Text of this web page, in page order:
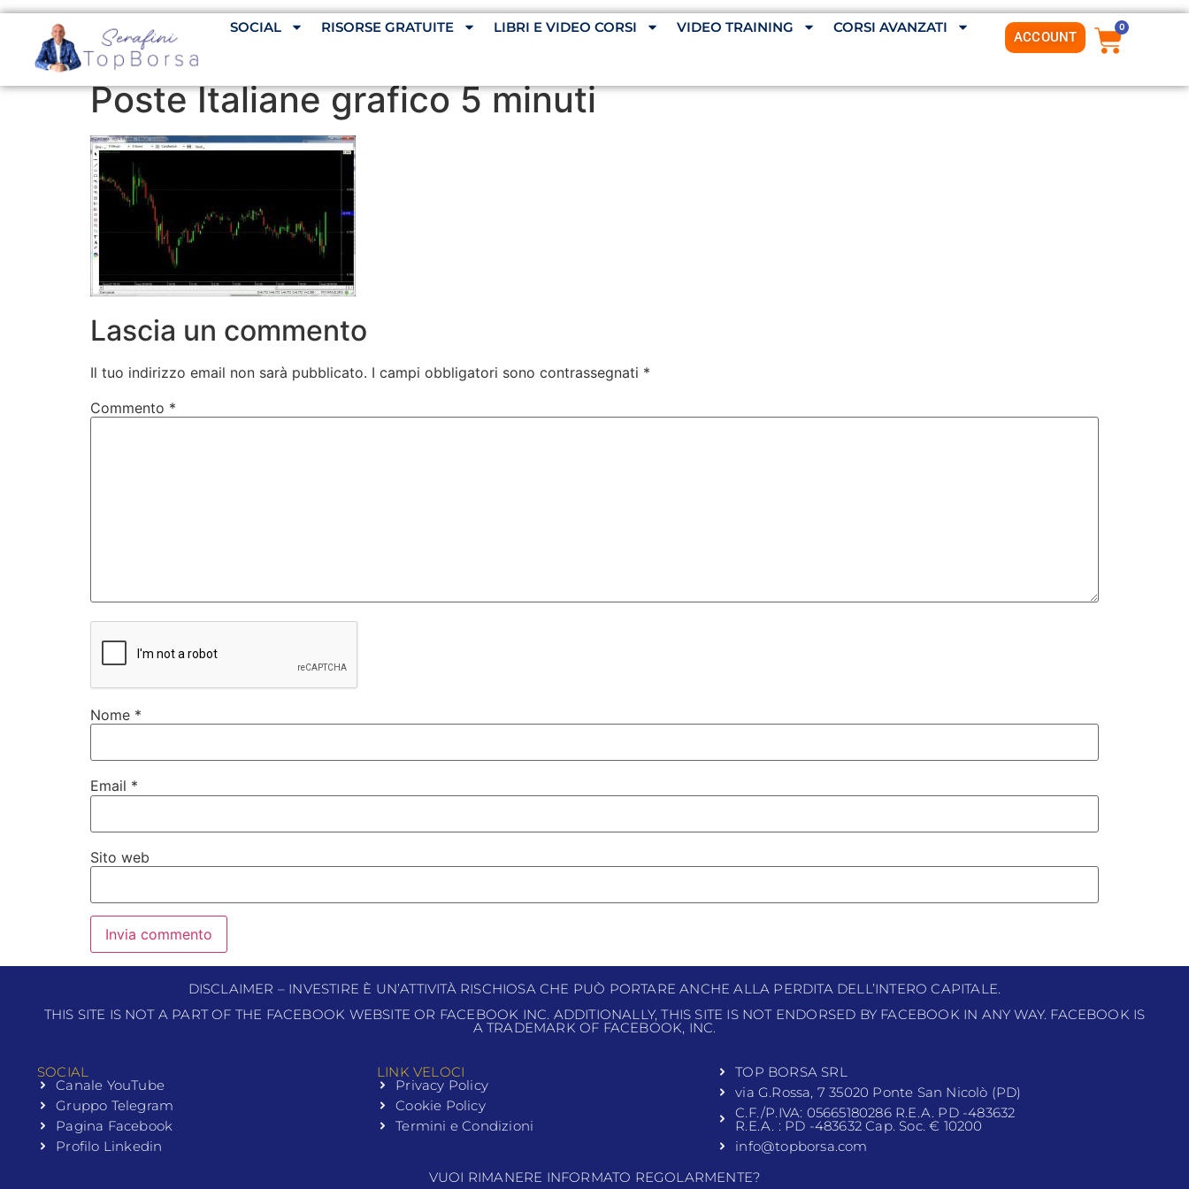
SOCIAL RISORSE GRATUITE LIBRI E VIDEO CORSI VIDEO TRAINING CORSI AVANZATI
ACCOUNT
0
Poste Italiane grafico 5 minuti
Lascia un commento
Il tuo indirizzo email non sarà pubblicato. I campi obbligatori sono contrassegnati *
Commento *
Nome *
Email *
Sito web
DISCLAIMER – INVESTIRE È UN’ATTIVITÀ RISCHIOSA CHE PUÒ PORTARE ANCHE ALLA PERDITA DELL’INTERO CAPITALE.
THIS SITE IS NOT A PART OF THE FACEBOOK WEBSITE OR FACEBOOK INC. ADDITIONALLY, THIS SITE IS NOT ENDORSED BY FACEBOOK IN ANY WAY. FACEBOOK IS
A TRADEMARK OF FACEBOOK, INC.
SOCIAL
Canale YouTube
Gruppo Telegram
Pagina Facebook
Profilo Linkedin
LINK VELOCI
Privacy Policy
Cookie Policy
Termini e Condizioni
TOP BORSA SRL
via G.Rossa, 7 35020 Ponte San Nicolò (PD)
C.F./P.IVA: 05665180286 R.E.A. PD -483632
R.E.A. : PD -483632 Cap. Soc. € 10200
info@topborsa.com
VUOI RIMANERE INFORMATO REGOLARMENTE?